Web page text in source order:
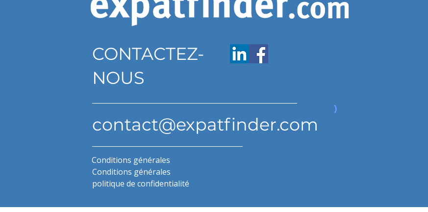
CONTACTEZ-
NOUS
contact@expatfinder.com
Conditions générales
Conditions générales
politique de confidentialité
www.expatfinder.com/articles